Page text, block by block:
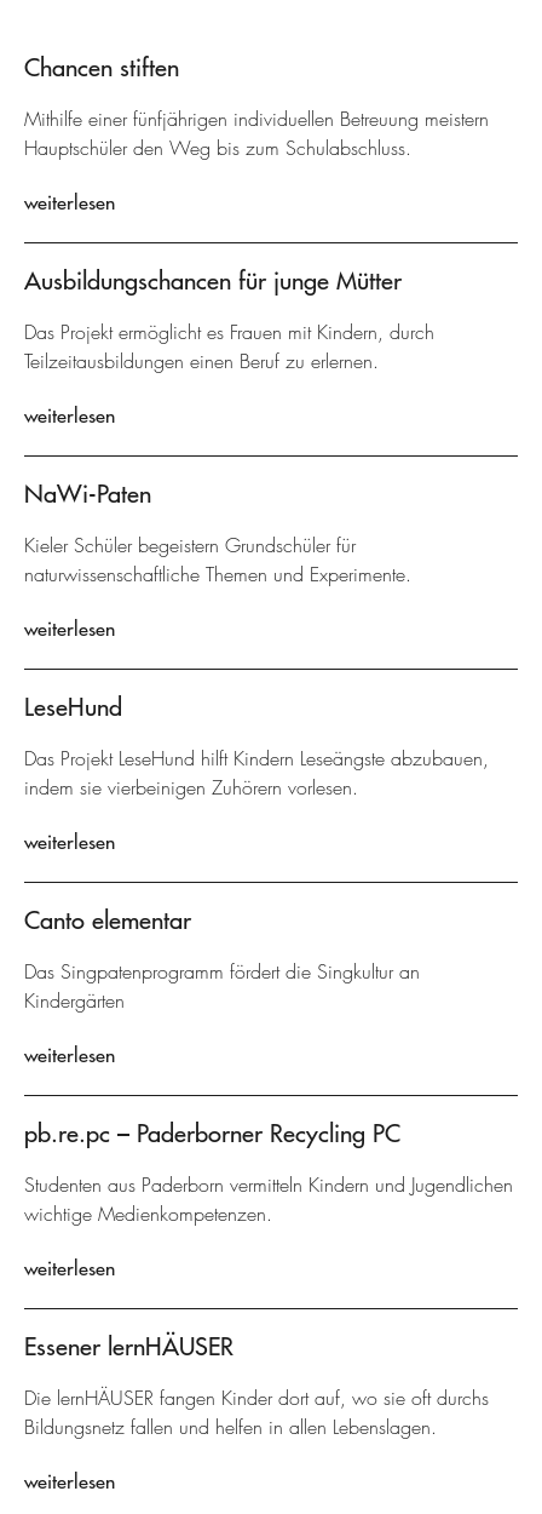
Chancen stiften
Mithilfe einer fünfjährigen individuellen Betreuung meistern
Hauptschüler den Weg bis zum Schulabschluss.
weiterlesen
Ausbildungschancen für junge Mütter
Das Projekt ermöglicht es Frauen mit Kindern, durch
Teilzeitausbildungen einen Beruf zu erlernen.
weiterlesen
NaWi-Paten
Kieler Schüler begeistern Grundschüler für
naturwissenschaftliche Themen und Experimente.
weiterlesen
LeseHund
Das Projekt LeseHund hilft Kindern Leseängste abzubauen,
indem sie vierbeinigen Zuhörern vorlesen.
weiterlesen
Canto elementar
Das Singpatenprogramm fördert die Singkultur an
Kindergärten
weiterlesen
pb.re.pc – Paderborner Recycling PC
Studenten aus Paderborn vermitteln Kindern und Jugendlichen
wichtige Medienkompetenzen.
weiterlesen
Essener lernHÄUSER
Die lernHÄUSER fangen Kinder dort auf, wo sie oft durchs
Bildungsnetz fallen und helfen in allen Lebenslagen.
weiterlesen